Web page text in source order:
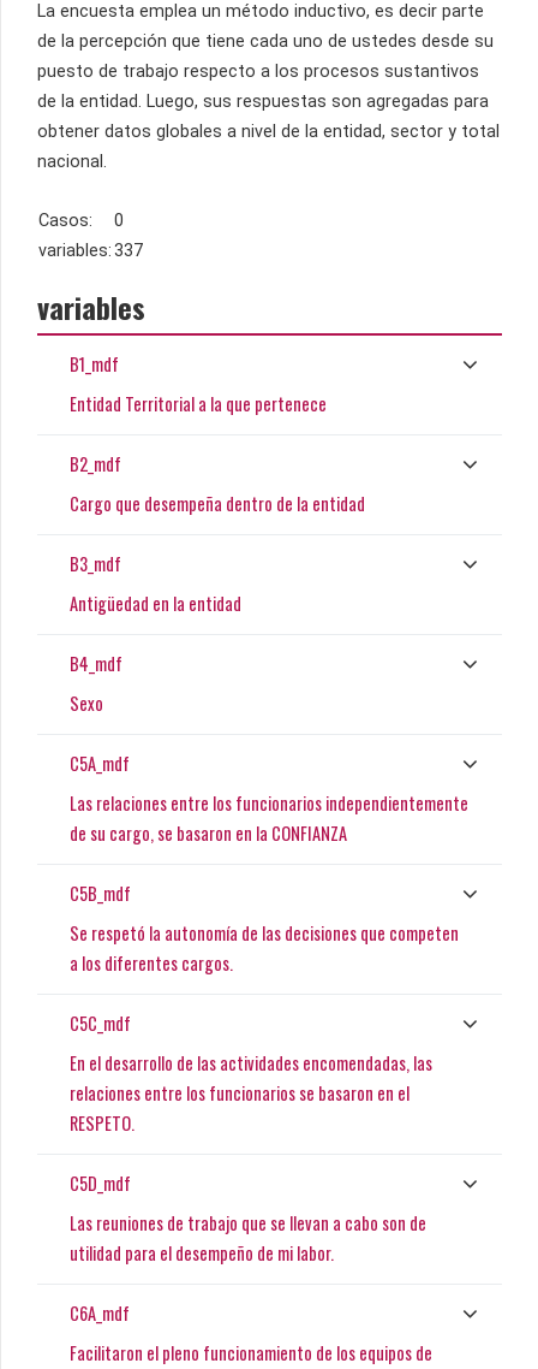
La encuesta emplea un método inductivo, es decir parte
de la percepción que tiene cada uno de ustedes desde su
puesto de trabajo respecto a los procesos sustantivos
de la entidad. Luego, sus respuestas son agregadas para
obtener datos globales a nivel de la entidad, sector y total
nacional.
Casos:
0
variables:337
variables
B1_mdf
Entidad Territorial a la que pertenece
B2_mdf
Cargo que desempeña dentro de la entidad
B3_mdf
Antigüedad en la entidad
B4_mdf
Sexo
C5A_mdf
Las relaciones entre los funcionarios independientemente
de su cargo, se basaron en la CONFIANZA
C5B_mdf
Se respetó la autonomía de las decisiones que competen
a los diferentes cargos.
C5C_mdf
En el desarrollo de las actividades encomendadas, las
relaciones entre los funcionarios se basaron en el
RESPETO.
C5D_mdf
Las reuniones de trabajo que se llevan a cabo son de
utilidad para el desempeño de mi labor.
C6A_mdf
Facilitaron el pleno funcionamiento de los equipos de